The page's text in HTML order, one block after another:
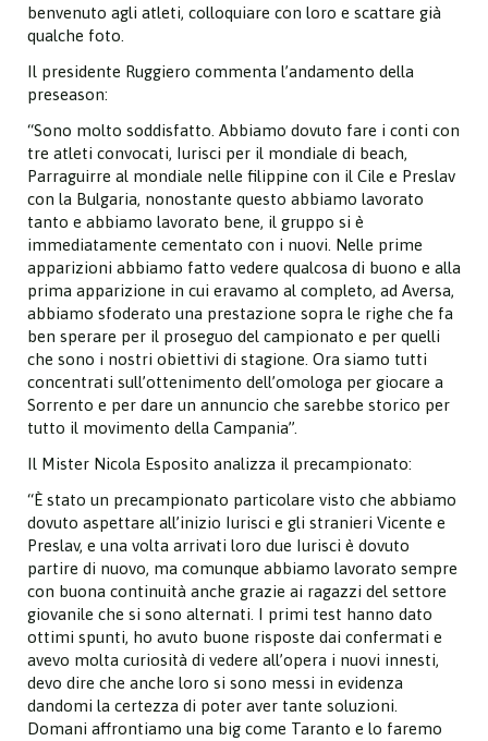
benvenuto agli atleti, colloquiare con loro e scattare già
qualche foto.
Il presidente Ruggiero commenta l’andamento della
preseason:
“Sono molto soddisfatto. Abbiamo dovuto fare i conti con
tre atleti convocati, Iurisci per il mondiale di beach,
Parraguirre al mondiale nelle filippine con il Cile e Preslav
con la Bulgaria, nonostante questo abbiamo lavorato
tanto e abbiamo lavorato bene, il gruppo si è
immediatamente cementato con i nuovi. Nelle prime
apparizioni abbiamo fatto vedere qualcosa di buono e alla
prima apparizione in cui eravamo al completo, ad Aversa,
abbiamo sfoderato una prestazione sopra le righe che fa
ben sperare per il proseguo del campionato e per quelli
che sono i nostri obiettivi di stagione. Ora siamo tutti
concentrati sull’ottenimento dell’omologa per giocare a
Sorrento e per dare un annuncio che sarebbe storico per
tutto il movimento della Campania”.
Il Mister Nicola Esposito analizza il precampionato:
“È stato un precampionato particolare visto che abbiamo
dovuto aspettare all’inizio Iurisci e gli stranieri Vicente e
Preslav, e una volta arrivati loro due Iurisci è dovuto
partire di nuovo, ma comunque abbiamo lavorato sempre
con buona continuità anche grazie ai ragazzi del settore
giovanile che si sono alternati. I primi test hanno dato
ottimi spunti, ho avuto buone risposte dai confermati e
avevo molta curiosità di vedere all’opera i nuovi innesti,
devo dire che anche loro si sono messi in evidenza
dandomi la certezza di poter aver tante soluzioni.
Domani affrontiamo una big come Taranto e lo faremo